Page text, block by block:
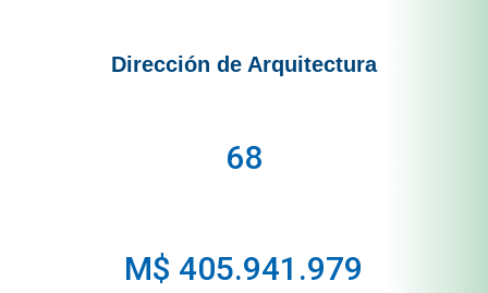
Dirección de Arquitectura
68
M$ 405.941.979